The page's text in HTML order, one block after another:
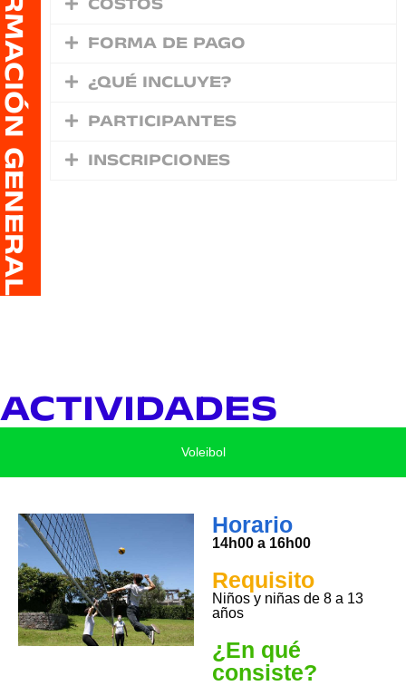
GENERAL
FORMA DE PAGO
¿QUÉ INCLUYE?
PARTICIPANTES
INSCRIPCIONES
ACTIVIDADES
Voleibol
Horario
14h00 a 16h00
Requisito
Niños y niñas de 8 a 13
años
¿En qué
consiste?